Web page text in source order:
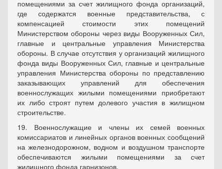
помещениями за счет жилищного фонда организаций,
где содержатся военные представительства, с
компенсацией стоимости этих помещений
Министерством обороны через виды Вооруженных Сил,
главные и центральные управления Министерства
обороны. В случае отсутствия у организаций жилищного
фонда виды Вооруженных Сил, главные и центральные
управления Министерства обороны по представлению
заказывающих управлений для обеспечения
военнослужащих жилыми помещениями приобретают
их либо строят путем долевого участия в жилищном
строительстве.
19. Военнослужащие и члены их семей военных
комиссариатов и линейных органов военных сообщений
на железнодорожном, водном и воздушном транспорте
обеспечиваются жилыми помещениями за счет
жилищного фонда гарнизонов.